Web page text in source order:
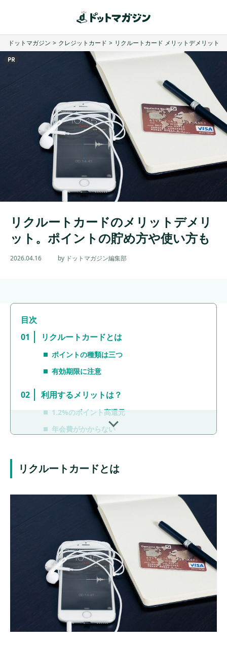
ドットマガジン > クレジットカード > リクルートカード メリットデメリット
リクルートカードのメリットデメリ
ット。ポイントの貯め方や使い方も
2026.04.16 by ドットマガジン編集部
リクルートカードとは
ポイントの種類は三つ
有効期限に注意
利用するメリットは？
1.2%のポイント高還元
年会費がかからない
電子マネーにチャージできる
ポイントが使いづらい
電子マネーチャージのポイント付与上限
nanacoへの新規登録チャージ不可
保険や補償が自動付帯ではない
ETCカードの新規発行に手数料がかかる場合があ
る
クレカ積立や特定店舗でのポイント還元アップ
がない
ポイントをお得に貯める方法
リクルートカードとは